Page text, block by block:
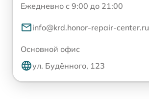
Ежедневно с 9:00 до 21:00
info@krd.honor-repair-center.ru
Основной офис
ул. Будённого, 123